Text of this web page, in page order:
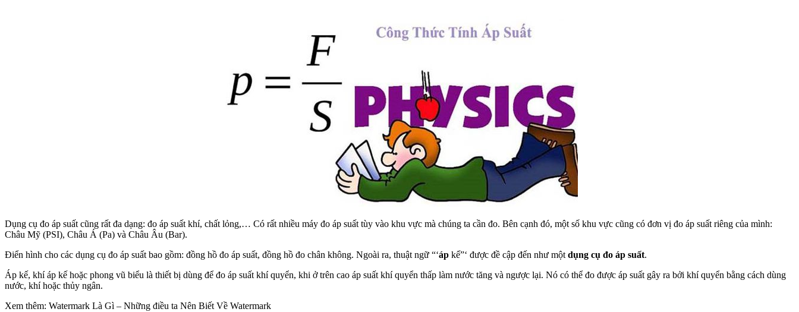
Dụng cụ đo áp suất cũng rất đa dạng: đo áp suất khí, chất lỏng,… Có rất nhiều máy đo áp suất tùy vào khu vực mà chúng ta cần đo. Bên cạnh đó, một số khu vực cũng có đơn vị đo áp suất riêng của mình:
Châu Mỹ (PSI), Châu Á (Pa) và Châu Âu (Bar).
Điển hình cho các dụng cụ đo áp suất bao gồm: đồng hồ đo áp suất, đồng hồ đo chân không. Ngoài ra, thuật ngữ “‘áp kế”‘ được đề cập đến như một dụng cụ đo áp suất.
Áp kế, khí áp kế hoặc phong vũ biểu là thiết bị dùng để đo áp suất khí quyển, khi ở trên cao áp suất khí quyển thấp làm nước tăng và ngược lại. Nó có thể đo được áp suất gây ra bởi khí quyển bằng cách dùng
nước, khí hoặc thủy ngân.
Xem thêm: Watermark Là Gì – Những điều ta Nên Biết Về Watermark